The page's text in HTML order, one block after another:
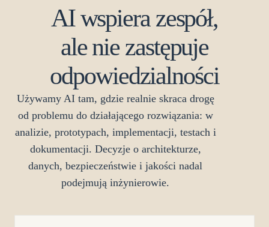
AI wspiera zespół,
ale nie zastępuje
odpowiedzialności
Używamy AI tam, gdzie realnie skraca drogę
od problemu do działającego rozwiązania: w
analizie, prototypach, implementacji, testach i
dokumentacji. Decyzje o architekturze,
danych, bezpieczeństwie i jakości nadal
podejmują inżynierowie.